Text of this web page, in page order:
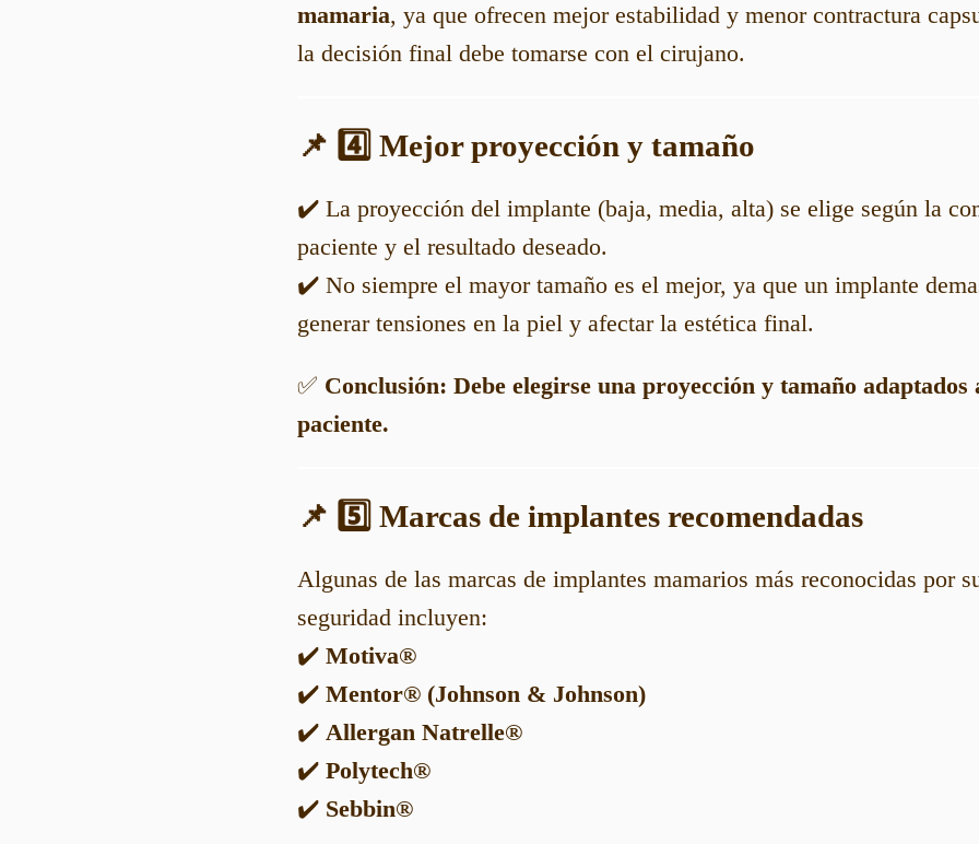
mamaria, ya que ofrecen mejor estabilidad y menor contractura
la decisión final debe tomarse con el cirujano.
📌 4️⃣ Mejor proyección y tamaño
✔️ La proyección del implante (baja, media, alta) se elige según la
paciente y el resultado deseado.
✔️ No siempre el mayor tamaño es el mejor, ya que un implante
generar tensiones en la piel y afectar la estética final.
✅ Conclusión: Debe elegirse una proyección y tamaño adaptados
paciente.
📌 5️⃣ Marcas de implantes recomendadas
Algunas de las marcas de implantes mamarios más reconocidas por
seguridad incluyen:
✔️ Motiva®
✔️ Mentor® (Johnson & Johnson)
✔️ Allergan Natrelle®
✔️ Polytech®
✔️ Sebbin®